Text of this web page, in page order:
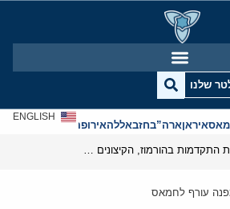
שלנו
איראןארה”בחזבאללהאירופהאנטישמיות
ENGLISH
עורף לחמאס